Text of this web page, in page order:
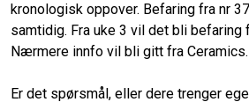
kronologisk oppover. Befaring fra nr
samtidig. Fra uke 3 vil det bli befaring
Nærmere innfo vil bli gitt fra Ceramics.
Er det spørsmål, eller dere trenger